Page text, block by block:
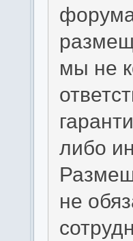
мы не
либо
не